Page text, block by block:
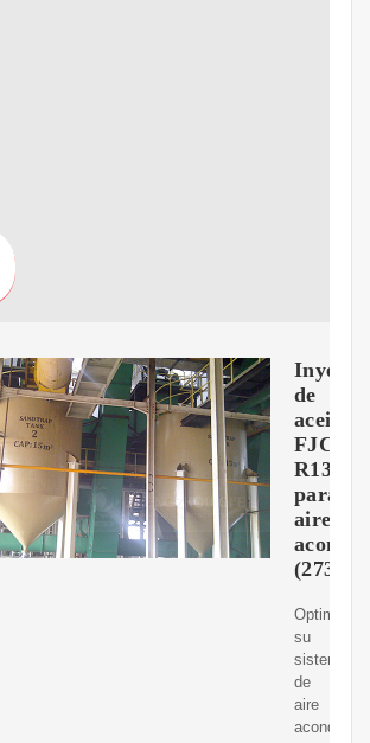
de
aceite
FJC
R134a
para
aire
(2734
Optimice
su
sistema
de
aire